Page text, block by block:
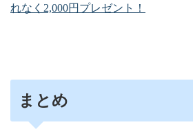
れなく2,000円プレゼント！
まとめ